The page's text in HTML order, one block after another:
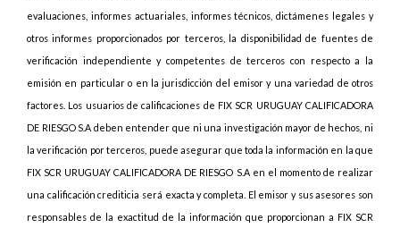
evaluaciones, informes actuariales, informes técnicos, dictámenes legales y
otros informes proporcionados por terceros, la disponibilidad de fuentes de
verificación independiente y competentes de terceros con respecto a la
emisión en particular o en la jurisdicción del emisor y una variedad de otros
factores. Los usuarios de calificaciones de FIX SCR URUGUAY CALIFICADORA
DE RIESGO S.A deben entender que ni una investigación mayor de hechos, ni
la verificación por terceros, puede asegurar que toda la información en la que
FIX SCR URUGUAY CALIFICADORA DE RIESGO S.A en el momento de realizar
una calificación crediticia será exacta y completa. El emisor y sus asesores son
responsables de la exactitud de la información que proporcionan a FIX SCR